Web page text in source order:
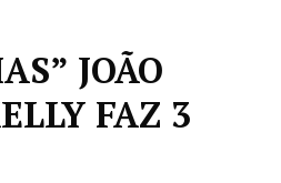
JOÃO
FAZ 3